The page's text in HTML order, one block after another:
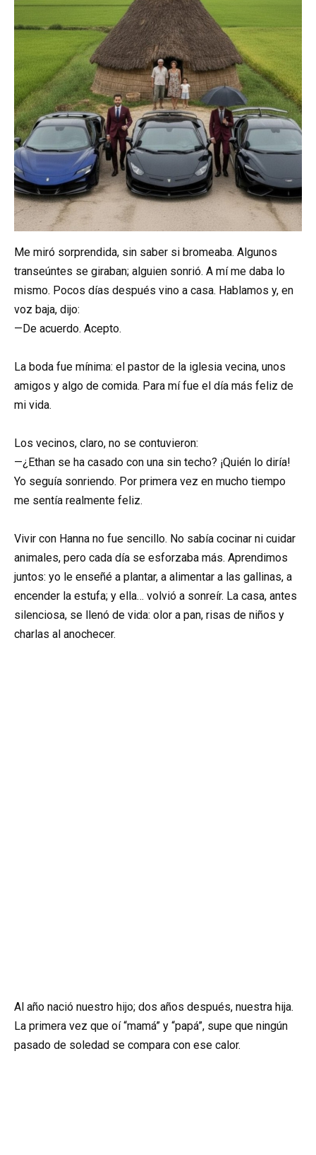
Me miró sorprendida, sin saber si bromeaba. Algunos
transeúntes se giraban; alguien sonrió. A mí me daba lo
mismo. Pocos días después vino a casa. Hablamos y, en
voz baja, dijo:
—De acuerdo. Acepto.
La boda fue mínima: el pastor de la iglesia vecina, unos
amigos y algo de comida. Para mí fue el día más feliz de
mi vida.
Los vecinos, claro, no se contuvieron:
—¿Ethan se ha casado con una sin techo? ¡Quién lo diría!
Yo seguía sonriendo. Por primera vez en mucho tiempo
me sentía realmente feliz.
Vivir con Hanna no fue sencillo. No sabía cocinar ni cuidar
animales, pero cada día se esforzaba más. Aprendimos
juntos: yo le enseñé a plantar, a alimentar a las gallinas, a
encender la estufa; y ella… volvió a sonreír. La casa, antes
silenciosa, se llenó de vida: olor a pan, risas de niños y
charlas al anochecer.
Al año nació nuestro hijo; dos años después, nuestra hija.
La primera vez que oí “mamá” y “papá”, supe que ningún
pasado de soledad se compara con ese calor.